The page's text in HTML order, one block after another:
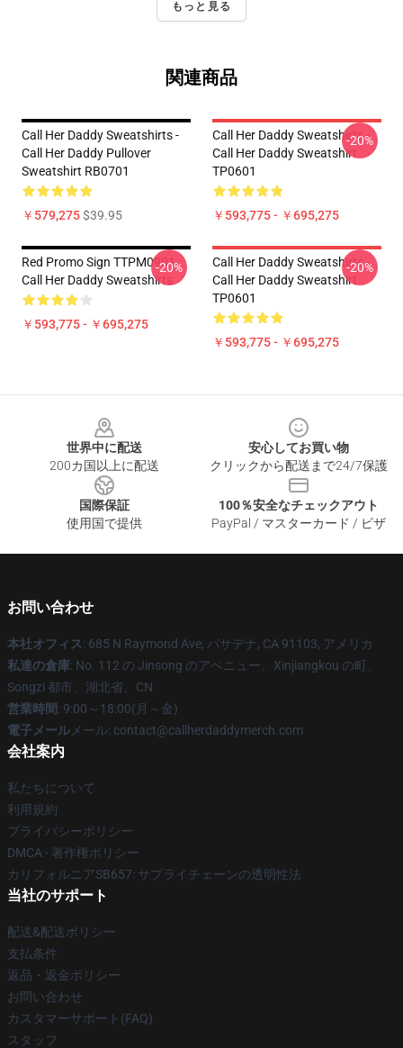
もっと見る
関連商品
Call Her Daddy Sweatshirts -
Call Her Daddy Pullover
Sweatshirt RB0701
￥579,275$39.95
Call Her Daddy Sweatshirts -
Call Her Daddy Sweatshirt
TP0601
￥593,775 - ￥695,275
-20%
Red Promo Sign TTPM0901
Call Her Daddy Sweatshirts
￥593,775 - ￥695,275
-20%
Call Her Daddy Sweatshirts -
Call Her Daddy Sweatshirt
TP0601
￥593,775 - ￥695,275
-20%
世界中に配送
200カ国以上に配送
安心してお買い物
クリックから配送まで24/7保護
国際保証
使用国で提供
100％安全なチェックアウト
PayPal / マスターカード / ビザ
お問い合わせ
本社オフィス: 685 N Raymond Ave, パサデナ, CA 91103, アメリカ
私達の倉庫: No. 112 の Jinsong のアベニュー、Xinjiangkou の町、
Songzi 都市、湖北省、CN
営業時間: 9:00～18:00(月～金)
電子メール メール: contact@callherdaddymerch.com
会社案内
私たちについて
利用規約
プライバシーポリシー
DMCA - 著作権ポリシー
カリフォルニアSB657: サプライチェーンの透明性法
当社のサポート
配送&配送ポリシー
支払条件
返品・返金ポリシー
お問い合わせ
カスタマーサポート(FAQ)
スタッフ